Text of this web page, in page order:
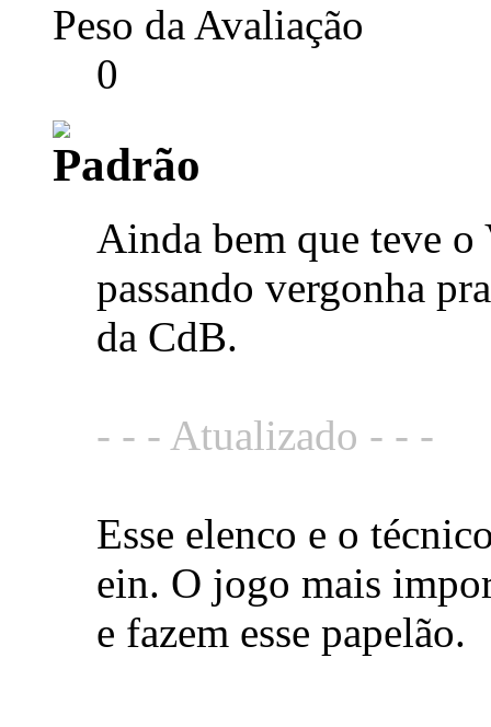
Peso da Avaliação
0
Ainda bem que teve o
passando vergonha
da CdB.
- - - Atualizado - - -
Esse elenco e o
ein. O jogo mais
e fazem esse papelão.